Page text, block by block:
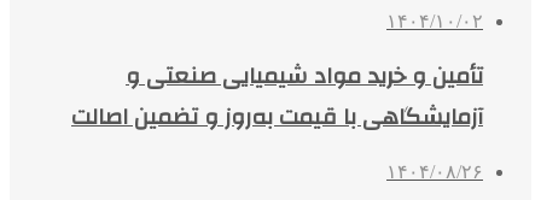
۱۴۰۴/۱۰/۰۲
تأمین و خرید مواد شیمیایی صنعتی و
آزمایشگاهی با قیمت به‌روز و تضمین اصالت
۱۴۰۴/۰۸/۲۶